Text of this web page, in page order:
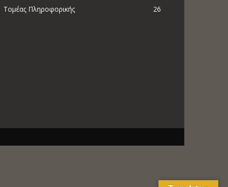
Τομέας Πληροφορικής
26